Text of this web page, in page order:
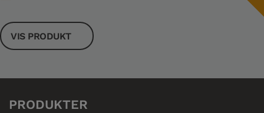
VIS PRODUKT
PRODUKTER